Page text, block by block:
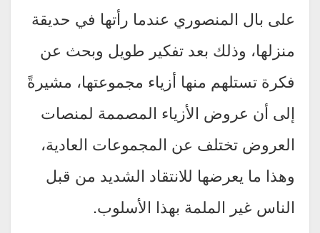
على بال المنصوري عندما رأتها في حديقة
منزلها، وذلك بعد تفكير طويل وبحث عن
فكرة تستلهم منها أزياء مجموعتها، مشيرةً
إلى أن عروض الأزياء المصممة لمنصات
العروض تختلف عن المجموعات العادية،
وهذا ما يعرضها للانتقاد الشديد من قبل
الناس غير الملمة بهذا الأسلوب.